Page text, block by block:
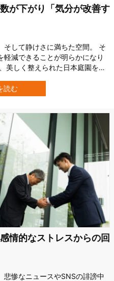
が下がり「気分が改善す
そして静けさに満ちた空間。 そ
軽減できることが明らかになり
美しく整えられた日本庭園を見
て、その鍵を握るのは「視線の
で心が整う現象の背後には、ど
読む
情的なストレスからの回
悲惨なニュースやSNSの誹謗中